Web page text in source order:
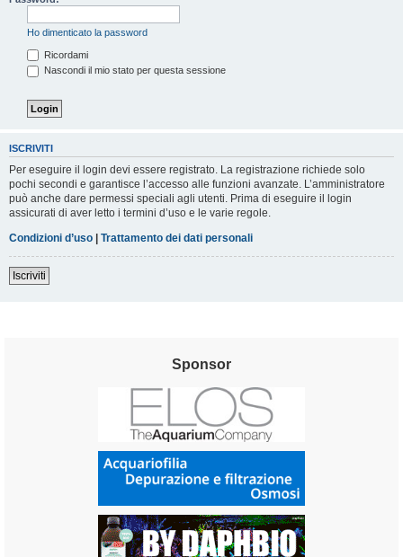
Ho dimenticato la password
Ricordami
Nascondi il mio stato per questa sessione
ISCRIVITI
Per eseguire il login devi essere registrato. La registrazione richiede solo
pochi secondi e garantisce l’accesso alle funzioni avanzate. L’amministratore
può anche dare permessi speciali agli utenti. Prima di eseguire il login
assicurati di aver letto i termini d’uso e le varie regole.
Condizioni d’uso | Trattamento dei dati personali
Iscriviti
Sponsor